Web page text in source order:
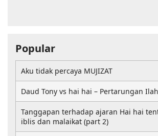
Popular
Aku tidak percaya MUJIZAT
Daud Tony vs hai hai – Pertarungan
Tanggapan terhadap ajaran Hai hai
iblis dan malaikat (part 2)